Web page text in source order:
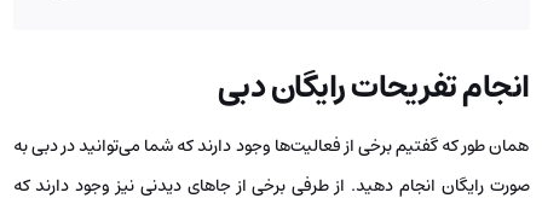
انجام تفریحات رایگان دبی
همان طور که گفتیم برخی از فعالیت‌ها وجود دارند که شما می‌توانید در دبی به
صورت رایگان انجام دهید. از طرفی برخی از جاهای دیدنی نیز وجود دارند که